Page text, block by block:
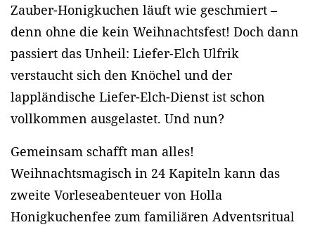
Zauber-Honigkuchen läuft wie geschmiert –
denn ohne die kein Weihnachtsfest! Doch dann
passiert das Unheil: Liefer-Elch Ulfrik
verstaucht sich den Knöchel und der
lappländische Liefer-Elch-Dienst ist schon
vollkommen ausgelastet. Und nun?
Gemeinsam schafft man alles!
Weihnachtsmagisch in 24 Kapiteln kann das
zweite Vorleseabenteuer von Holla
Honigkuchenfee zum familiären Adventsritual